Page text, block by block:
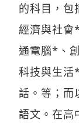
的科目，
經濟與社
通電腦*、
科技與生
話。等；而
語文。在高